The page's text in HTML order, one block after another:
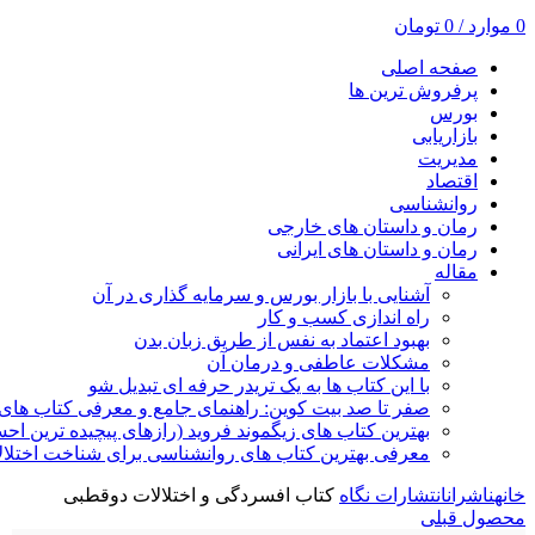
0 موارد /
0 تومان
صفحه اصلی
پرفروش ترین ها
بورس
بازاریابی
مدیریت
اقتصاد
روانشناسی
رمان و داستان های خارجی
رمان و داستان های ایرانی
مقاله
آشنایی با بازار بورس و سرمایه گذاری در آن
راه اندازی کسب و کار
بهبود اعتماد به نفس از طریق زبان بدن
مشکلات عاطفی و درمان آن
با این کتاب ها به یک تریدر حرفه ای تبدیل شو
صفر تا صد بیت کوین: راهنمای جامع و معرفی کتاب های
بهترین کتاب های زیگموند فروید (رازهای پیچیده ترین
معرفی بهترین کتاب های روانشناسی برای شناخت
خانهناشرانانتشارات نگاه کتاب افسردگی و اختلالات دوقطبی
محصول قبلی